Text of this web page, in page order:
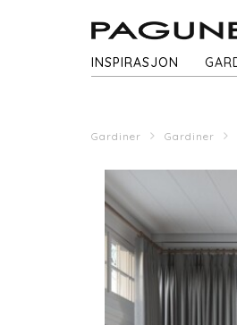
INSPIRASJON
Gardiner Gardiner